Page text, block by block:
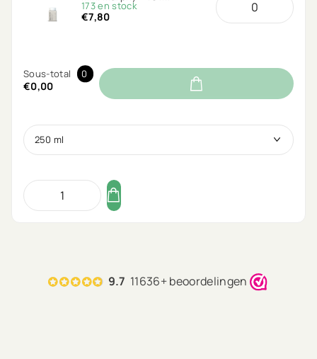
173 en stock
€7,80
Sous-total 0
€0,00
9.7 11636+ beoordelingen